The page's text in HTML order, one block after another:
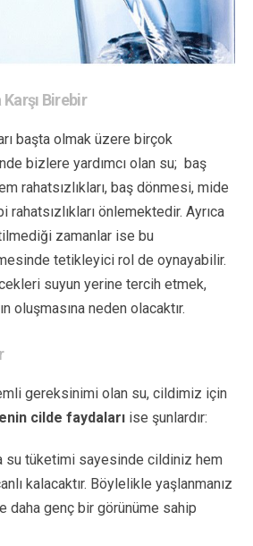
Birebir
başta olmak üzere birçok
bizlere yardımcı olan su; baş
rahatsızlıkları, baş dönmesi, mide
rahatsızlıkları önlemektedir. Ayrıca
zamanlar ise bu
tetikleyici rol de oynayabilir.
suyun yerine tercih etmek,
oluşmasına neden olacaktır.
gereksinimi olan su, cildimiz için
cilde faydaları ise şunlardır:
su tüketimi sayesinde cildiniz hem
kalacaktır. Böylelikle yaşlanmanız
daha genç bir görünüme sahip